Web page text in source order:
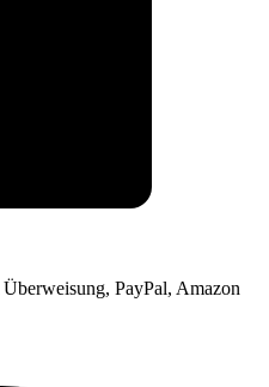
Überweisung, PayPal, Amazon